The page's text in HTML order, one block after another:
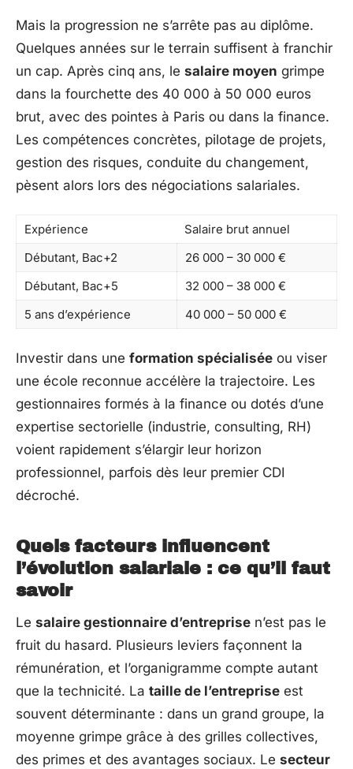
Mais la progression ne s’arrête pas au diplôme.
Quelques années sur le terrain suffisent à franchir
un cap. Après cinq ans, le salaire moyen grimpe
dans la fourchette des 40 000 à 50 000 euros
brut, avec des pointes à Paris ou dans la finance.
Les compétences concrètes, pilotage de projets,
gestion des risques, conduite du changement,
pèsent alors lors des négociations salariales.
Expérience
Salaire brut annuel
Débutant, Bac+2
26 000 – 30 000 €
Débutant, Bac+5
32 000 – 38 000 €
5 ans d’expérience
40 000 – 50 000 €
Investir dans une formation spécialisée ou viser
une école reconnue accélère la trajectoire. Les
gestionnaires formés à la finance ou dotés d’une
expertise sectorielle (industrie, consulting, RH)
voient rapidement s’élargir leur horizon
professionnel, parfois dès leur premier CDI
décroché.
Quels facteurs influencent
l’évolution salariale : ce qu’il faut
savoir
Le salaire gestionnaire d’entreprise n’est pas le
fruit du hasard. Plusieurs leviers façonnent la
rémunération, et l’organigramme compte autant
que la technicité. La taille de l’entreprise est
souvent déterminante : dans un grand groupe, la
moyenne grimpe grâce à des grilles collectives,
des primes et des avantages sociaux. Le secteur